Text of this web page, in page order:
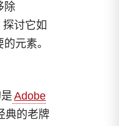
除
探讨它如
元素。
Adobe
典的老牌